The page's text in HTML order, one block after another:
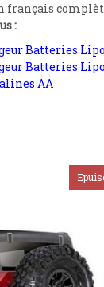
français
:
Batteries
Batteries
AA